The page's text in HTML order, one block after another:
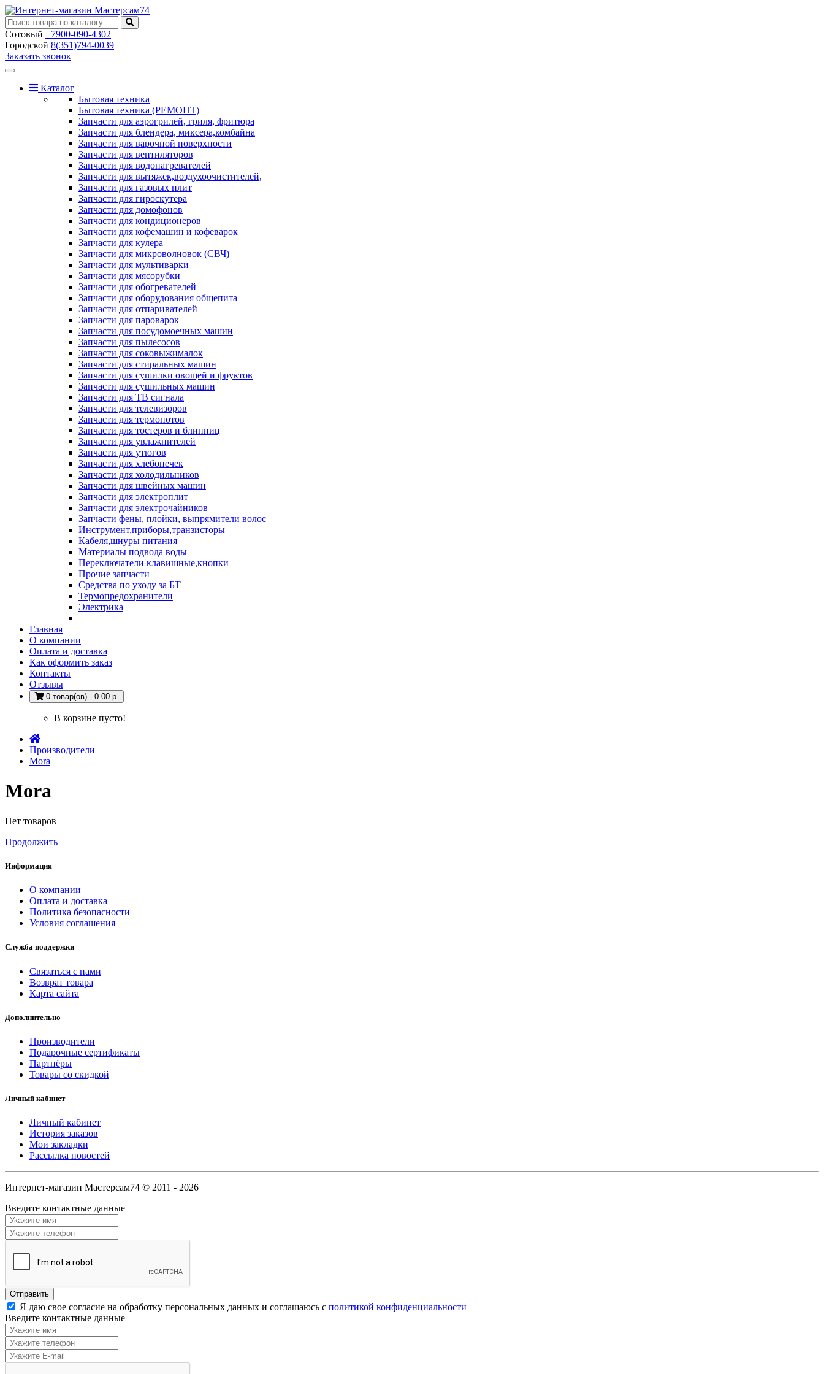
Сотовый +7900-090-4302
Городской 8(351)794-0039
Заказать звонок
Toggle
navigationКаталог
Бытовая техника
Бытовая техника (РЕМОНТ)
Запчасти для аэрогрилей, гриля, фритюра
Запчасти для блендера, миксера,комбайна
Запчасти для варочной поверхности
Запчасти для вентиляторов
Запчасти для водонагревателей
Запчасти для вытяжек,воздухоочистителей,
Запчасти для газовых плит
Запчасти для гироскутера
Запчасти для домофонов
Запчасти для кондиционеров
Запчасти для кофемашин и кофеварок
Запчасти для кулера
Запчасти для микроволновок (СВЧ)
Запчасти для мультиварки
Запчасти для мясорубки
Запчасти для обогревателей
Запчасти для оборудования общепита
Запчасти для отпаривателей
Запчасти для пароварок
Запчасти для посудомоечных машин
Запчасти для пылесосов
Запчасти для соковыжималок
Запчасти для стиральных машин
Запчасти для сушилки овощей и фруктов
Запчасти для сушильных машин
Запчасти для ТВ сигнала
Запчасти для телевизоров
Запчасти для термопотов
Запчасти для тостеров и блинниц
Запчасти для увлажнителей
Запчасти для утюгов
Запчасти для хлебопечек
Запчасти для холодильников
Запчасти для швейных машин
Запчасти для электроплит
Запчасти для электрочайников
Запчасти фены, плойки, выпрямители волос
Инструмент,приборы,транзисторы
Кабеля,шнуры питания
Материалы подвода воды
Переключатели клавишные,кнопки
Прочие запчасти
Средства по уходу за БТ
Термопредохранители
Электрика
Главная
О компании
Оплата и доставка
Как оформить заказ
Контакты
Отзывы
0 товар(ов) - 0.00 р.
В корзине пусто!
Производители
Mora
Mora
Нет товаров
Продолжить
Информация
О компании
Оплата и доставка
Политика безопасности
Условия соглашения
Служба поддержки
Связаться с нами
Возврат товара
Карта сайта
Дополнительно
Производители
Подарочные сертификаты
Партнёры
Товары со скидкой
Личный кабинет
Личный кабинет
История заказов
Мои закладки
Рассылка новостей
Интернет-магазин Мастерсам74 © 2011 - 2026
Введите контактные данные
Я даю свое согласие на обработку персональных данных и соглашаюсь с политикой конфиденциальности
Введите контактные данные